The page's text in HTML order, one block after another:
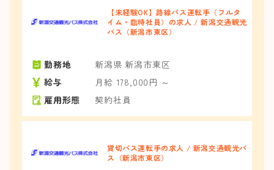
【未経験OK】路線バス運転手（フルタ
イム・臨時社員）の求人 / 新潟交通観光
バス（新潟市東区）
勤務地
新潟県 新潟市東区
給与
月給 178,000円 ～
雇用形態
契約社員
貸切バス運転手の求人 / 新潟交通観光バ
ス（新潟市東区）